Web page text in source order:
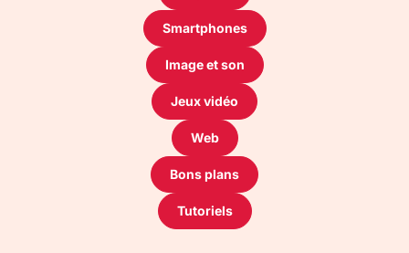
Smartphones
Image et son
Jeux vidéo
Web
Bons plans
Tutoriels